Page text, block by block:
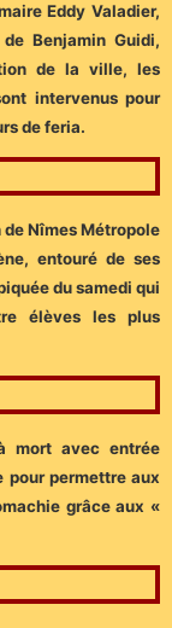
Eddy Valadier,
Benjamin Guidi,
de la ville, les
intervenus pour
de feria.
de Nîmes Métropole
entouré de ses
du samedi qui
élèves les plus
mort avec entrée
pour permettre aux
grâce aux «